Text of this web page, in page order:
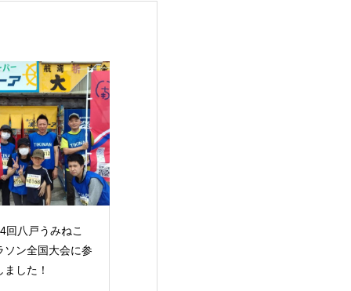
回八戸うみねこ
ソン全国大会に参
ました！